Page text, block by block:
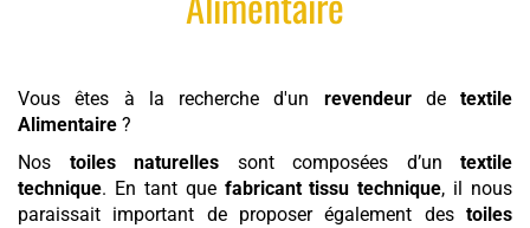
Vous êtes à la recherche d'un revendeur de textile
Alimentaire ?
Nos toiles naturelles sont composées d’un textile
technique. En tant que fabricant tissu technique, il nous
paraissait important de proposer également des toiles